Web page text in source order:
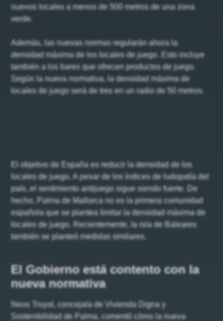
nuevos locales a menos de 500 metros de una zona
verde.
Además, las nuevas normas regularán ahora la
densidad máxima de los locales de juego. Esto incluye
también a los bares que ofrecen productos de juego.
Según la nueva normativa, la densidad máxima de
locales de juego será de tres en un radio de 50 metros.
El objetivo de España es reducir la densidad de los
locales de juego. A pesar de los índices de ludopatía del
país, el sentimiento antijuego sigue siendo fuerte. De
hecho, Palma de Mallorca no es la primera comunidad
española que se plantea limitar la densidad máxima de
locales de juego. Recientemente, la isla de Baleares
también se planteó medidas similares.
El Gobierno está contento con la
nueva normativa
Neus Truyol, concejala de Vivienda Digna y
Sostenibilidad de Palma, comentó cómo la nueva